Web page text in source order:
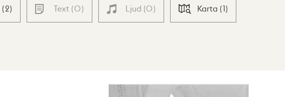
(2) Text (0) Ljud (0) Karta (1)